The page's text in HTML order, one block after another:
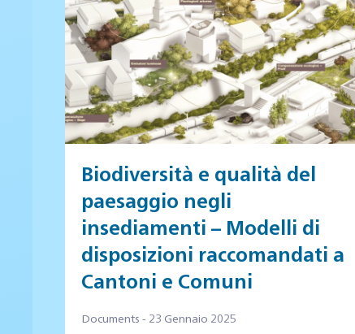
Biodiversità e qualità del
paesaggio negli
insediamenti – Modelli di
disposizioni raccomandati a
Cantoni e Comuni
Documents - 23 Gennaio 2025